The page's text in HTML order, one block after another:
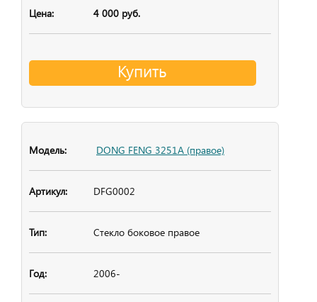
4 000 руб.
Купить
DONG FENG 3251A (правое)
DFG0002
Стекло боковое правое
2006-